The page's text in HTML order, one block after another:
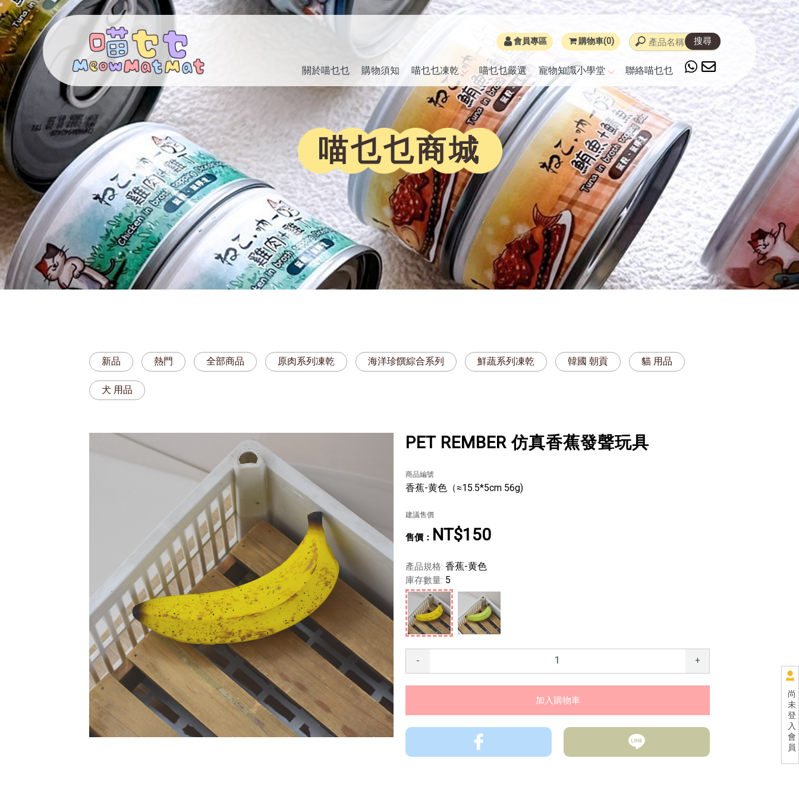
尚
未
登
入
會
員
關於喵乜乜 購物須知 喵乜乜凍乾 喵乜乜嚴選 寵物知識小學堂 聯絡喵乜乜
會員專區 購物車(0)
喵乜乜商城
新品 熱門 全部商品 原肉系列凍乾 海洋珍饌綜合系列 鮮蔬系列凍乾 韓國 朝貢 貓 用品
犬 用品
PET REMBER 仿真香蕉發聲玩具
商品編號
香蕉-黄色（≈15.5*5cm 56g)
建議售價
NT$150
產品規格: 香蕉-黄色
庫存數量: 5
- +